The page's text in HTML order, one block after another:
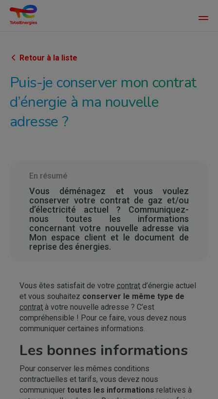
contenu
Main
Retour à la liste
Puis-je conserver mon contrat
d’énergie à ma nouvelle
adresse ?
En résumé
Vous déménagez et vous voulez
conserver votre contrat de gaz et/ou
d’électricité actuel ? Communiquez-
nous toutes les informations
concernant votre nouvelle adresse via
Mon espace client et le document de
reprise des énergies.
Vous êtes satisfait de votre contrat d’énergie actuel
et vous souhaitez conserver le même type de
contrat à votre nouvelle adresse ? C’est
compréhensible ! Pour ce faire, vous devez nous
communiquer certaines informations.
Les bonnes informations
Pour conserver les mêmes conditions
contractuelles et tarifs, vous devez nous
communiquer toutes les informations relatives à